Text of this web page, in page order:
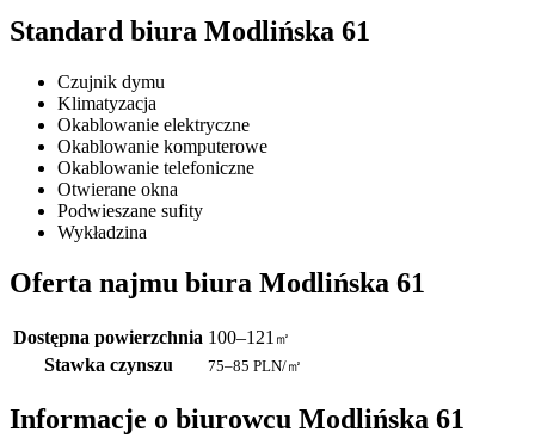
Standard biura Modlińska 61
Czujnik dymu
Klimatyzacja
Okablowanie elektryczne
Okablowanie komputerowe
Okablowanie telefoniczne
Otwierane okna
Podwieszane sufity
Wykładzina
Oferta najmu biura Modlińska 61
Dostępna powierzchnia 100–121 ㎡
Stawka czynszu 75–85 PLN/㎡
Informacje o biurowcu Modlińska 61